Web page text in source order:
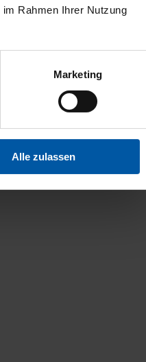
Rahmen Ihrer Nutzung
Marketing
Alle zulassen